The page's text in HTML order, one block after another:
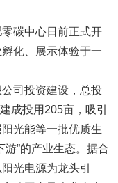
碳中心日前正式开
化、展示体验于一
司投资建设，总投
成投用205亩，吸引
光能等一批优质生
游”的产业生态。据合
光电源为龙头引